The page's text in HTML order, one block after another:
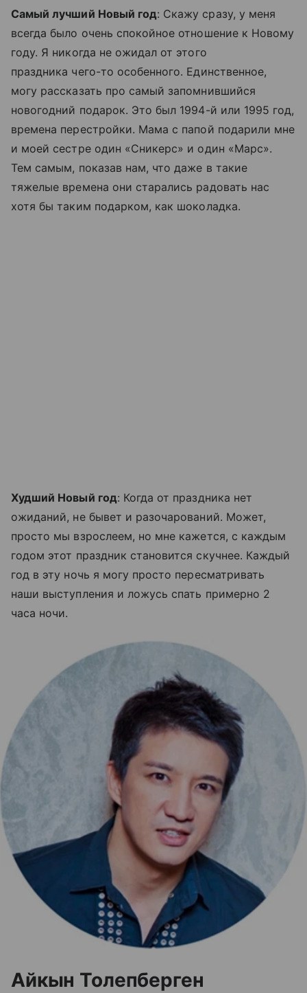
Самый лучший Новый год: Скажу сразу, у меня
всегда было очень спокойное отношение к Новому
году. Я никогда не ожидал от этого
праздника чего-то особенного. Единственное,
могу рассказать про самый запомнившийся
новогодний подарок. Это был 1994-й или 1995 год,
времена перестройки. Мама с папой подарили мне
и моей сестре один «Сникерс» и один «Марс».
Тем самым, показав нам, что даже в такие
тяжелые времена они старались радовать нас
хотя бы таким подарком, как шоколадка.
Худший Новый год: Когда от праздника нет
ожиданий, не бывет и разочарований. Может,
просто мы взрослеем, но мне кажется, с каждым
годом этот праздник становится скучнее. Каждый
год в эту ночь я могу просто пересматривать
наши выступления и ложусь спать примерно 2
часа ночи.
Айкын Толепберген